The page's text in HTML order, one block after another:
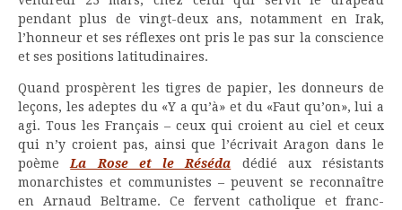
pendant plus de vingt-deux ans, notamment en Irak,
l’honneur et ses réflexes ont pris le pas sur la conscience
et ses positions latitudinaires.
Quand prospèrent les tigres de papier, les donneurs de
leçons, les adeptes du «Y a qu’à» et du «Faut qu’on», lui a
agi. Tous les Français – ceux qui croient au ciel et ceux
qui n’y croient pas, ainsi que l’écrivait Aragon dans le
poèmeLa Rose et le Réséda dédié aux résistants
monarchistes et communistes – peuvent se reconnaître
en Arnaud Beltrame. Ce fervent catholique et franc-